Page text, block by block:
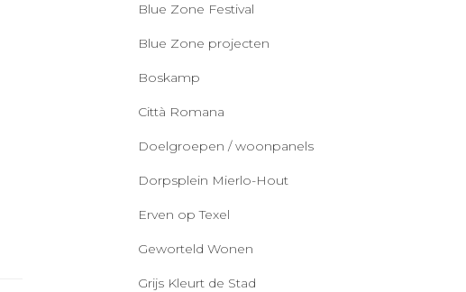
Blue Zone Festival
Blue Zone projecten
Boskamp
Città Romana
Doelgroepen / woonpanels
Dorpsplein Mierlo-Hout
Erven op Texel
Geworteld Wonen
Grijs Kleurt de Stad